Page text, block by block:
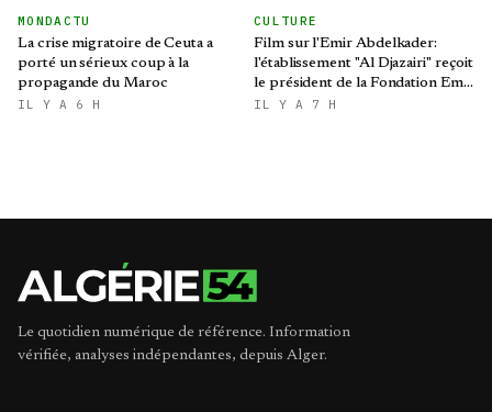
MONDACTU
La crise migratoire de Ceuta a
porté un sérieux coup à la
propagande du Maroc
IL Y A 6 H
CULTURE
Film sur l'Emir Abdelkader:
l'établissement "Al Djazairi" reçoit
le président de la Fondation Emir
Abdelkader
IL Y A 7 H
Le quotidien numérique de référence. Information
vérifiée, analyses indépendantes, depuis Alger.